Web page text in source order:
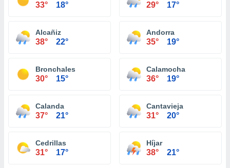
33° 18° 29° 17°
Alcañiz
38° 22°
Andorra
35° 19°
Bronchales
30° 15°
Calamocha
36° 19°
Calanda
37° 21°
Cantavieja
31° 20°
Cedrillas
31° 17°
Híjar
38° 21°